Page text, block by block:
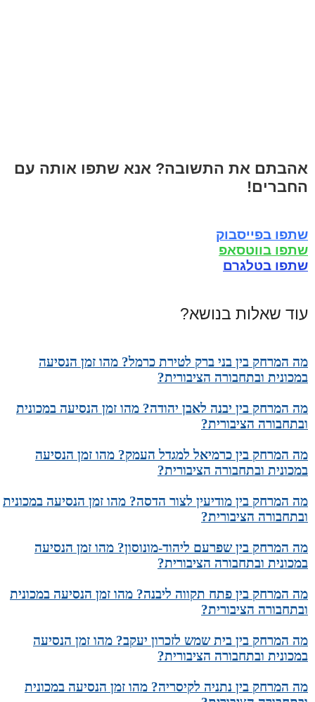
אהבתם את התשובה? אנא שתפו אותה עם
החברים!
שתפו בפייסבוק
שתפו בווטסאפ
שתפו בטלגרם
עוד שאלות בנושא?
מה המרחק בין בני ברק לטירת כרמל? מהו זמן הנסיעה
במכונית ובתחבורה הציבורית?
מה המרחק בין יבנה לאבן יהודה? מהו זמן הנסיעה במכונית
ובתחבורה הציבורית?
מה המרחק בין כרמיאל למגדל העמק? מהו זמן הנסיעה
במכונית ובתחבורה הציבורית?
מה המרחק בין מודיעין לצור הדסה? מהו זמן הנסיעה במכונית
ובתחבורה הציבורית?
מה המרחק בין שפרעם ליהוד-מונוסון? מהו זמן הנסיעה
במכונית ובתחבורה הציבורית?
מה המרחק בין פתח תקווה ליבנה? מהו זמן הנסיעה במכונית
ובתחבורה הציבורית?
מה המרחק בין בית שמש לזכרון יעקב? מהו זמן הנסיעה
במכונית ובתחבורה הציבורית?
מה המרחק בין נתניה לקיסריה? מהו זמן הנסיעה במכונית